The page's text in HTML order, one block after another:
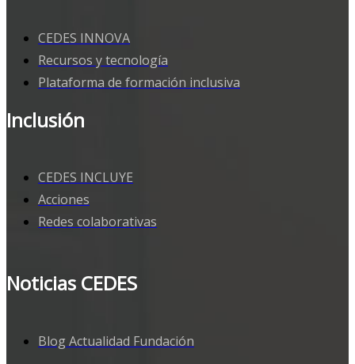
CEDES INNOVA
Recursos y tecnología
Plataforma de formación inclusiva
Inclusión
CEDES INCLUYE
Acciones
Redes colaborativas
Noticias CEDES
Blog Actualidad Fundación